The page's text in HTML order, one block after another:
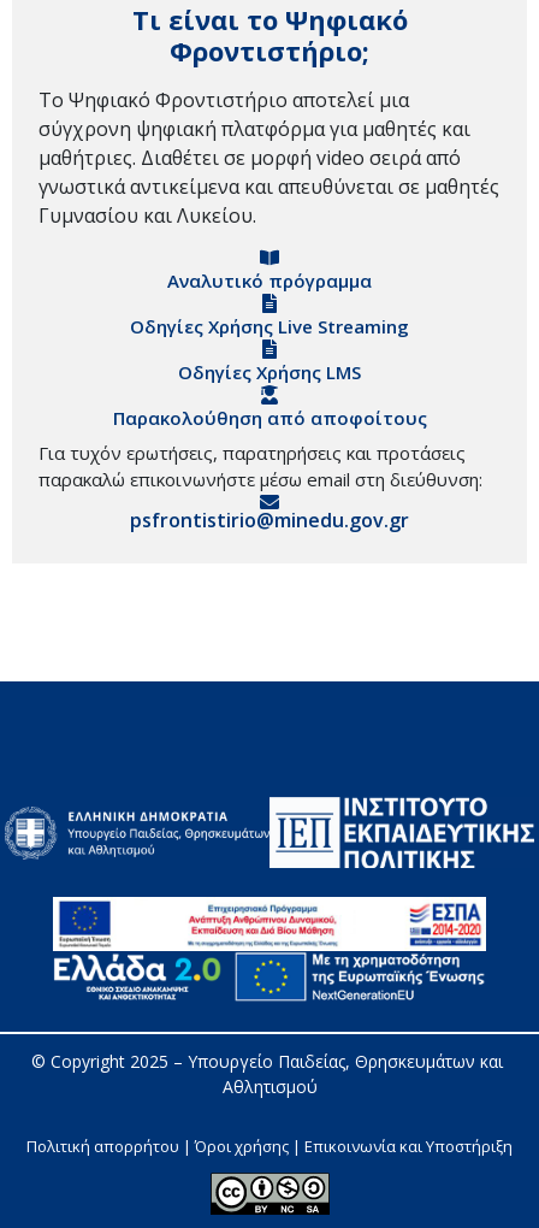
Τι είναι το Ψηφιακό
Φροντιστήριο;
Το Ψηφιακό Φροντιστήριο αποτελεί μια
σύγχρονη ψηφιακή πλατφόρμα για μαθητές και
μαθήτριες. Διαθέτει σε μορφή video σειρά από
γνωστικά αντικείμενα και απευθύνεται σε μαθητές
Γυμνασίου και Λυκείου.
Αναλυτικό πρόγραμμα
Οδηγίες Χρήσης Live Streaming
Οδηγίες Χρήσης LMS
Παρακολούθηση από αποφοίτους
Για τυχόν ερωτήσεις, παρατηρήσεις και προτάσεις
παρακαλώ επικοινωνήστε μέσω email στη διεύθυνση:
psfrontistirio@minedu.gov.gr
© Copyright 2025 – Υπουργείο Παιδείας, Θρησκευμάτων και
Αθλητισμού
Πολιτική απορρήτου | Όροι χρήσης | Επικοινωνία και Υποστήριξη